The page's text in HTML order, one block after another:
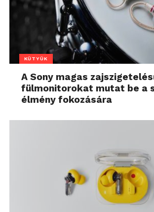
KÜTYÜK
A Sony magas
fülmonitorokat mutat be a
élmény fokozására